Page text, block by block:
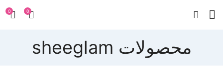
0
0
محصولات sheeglam